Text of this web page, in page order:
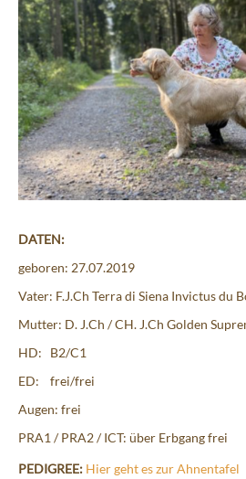
DATEN:
geboren: 27.07.2019
Vater: F.J.Ch Terra di Siena Invictus du
Mutter: D. J.Ch / CH. J.Ch Golden
HD: B2/C1
ED: frei/frei
Augen: frei
PRA1 / PRA2 / ICT: über Erbgang frei
PEDIGREE: Hier geht es zur Ahnentafel